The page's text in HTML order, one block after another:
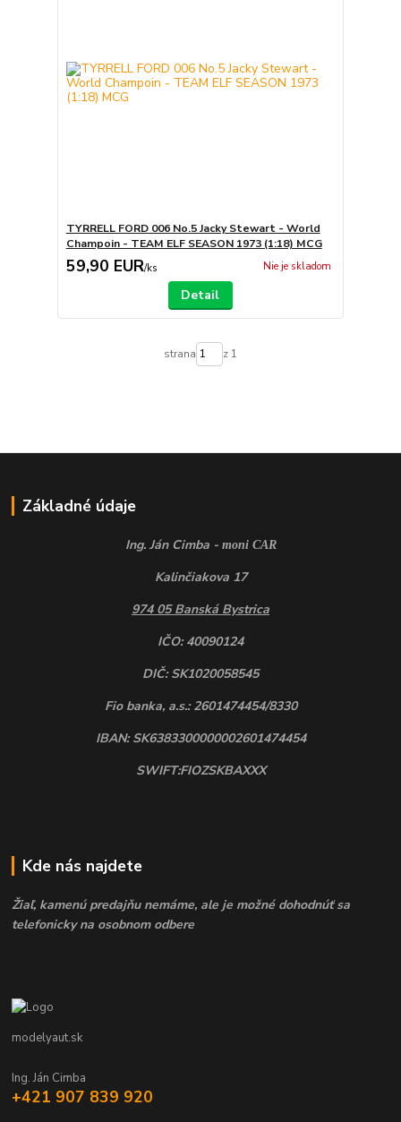
TYRRELL FORD 006 No.5 Jacky Stewart - World
Champoin - TEAM ELF SEASON 1973 (1:18) MCG
59,90 EUR/ks Nie je skladom
Detail
strana z 1
Základné údaje
Ing. Ján Cimba - moni CAR
Kalinčiakova 17
974 05 Banská Bystrica
IČO: 40090124
DIČ: SK1020058545
Fio banka, a.s.: 2601474454/8330
IBAN: SK6383300000002601474454
SWIFT:FIOZSKBAXXX
Kde nás najdete
Žiaľ, kamenú predajňu nemáme, ale je možné dohodnúť sa
telefonicky na osobnom odbere
modelyaut.sk
Ing. Ján Cimba
+421 907 839 920